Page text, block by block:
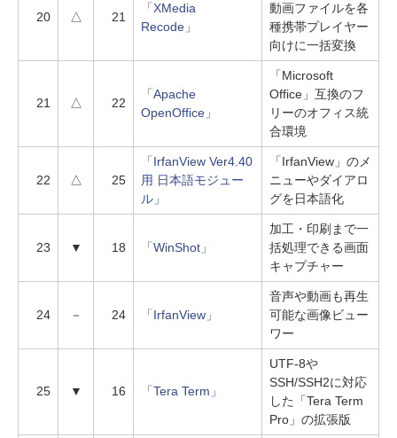
20 △ 21
「XMedia
Recode」
動画ファイルを各
種携帯プレイヤー
向けに一括変換
21 △ 22
「Apache
OpenOffice」
「Microsoft
Office」互換のフ
リーのオフィス統
合環境
22 △ 25
「IrfanView Ver4.40
用 日本語モジュー
ル」
「IrfanView」のメ
ニューやダイアロ
グを日本語化
23 ▼ 18 「WinShot」
加工・印刷まで一
括処理できる画面
キャプチャー
24 － 24 「IrfanView」
音声や動画も再生
可能な画像ビュー
ワー
25 ▼ 16 「Tera Term」
UTF-8や
SSH/SSH2に対応
した「Tera Term
Pro」の拡張版